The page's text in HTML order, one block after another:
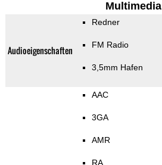
Multimedia
Audioeigenschaften
Redner
FM Radio
3,5mm Hafen
AAC
3GA
AMR
RA